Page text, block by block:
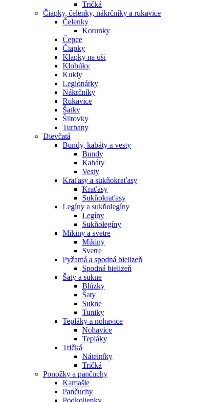
Tričká
Čiapky, čelenky, nákrčníky a rukavice
Čelenky
Korunky
Čepce
Čiapky
Klapky na uši
Klobúky
Kukly
Legionárky
Nákrčníky
Rukavice
Šatky
Šiltovky
Turbany
Dievčatá
Bundy, kabáty a vesty
Bundy
Kabáty
Vesty
Kraťasy a sukňokraťasy
Kraťasy
Sukňokraťasy
Legíny a sukňolegíny
Legíny
Sukňolegíny
Mikiny a svetre
Mikiny
Svetre
Pyžamá a spodná bielizeň
Spodná bielizeň
Šaty a sukne
Blúzky
Šaty
Sukne
Tuniky
Tepláky a nohavice
Nohavice
Tepláky
Tričká
Nátelníky
Tričká
Ponožky a pančuchy
Kamašle
Pančuchy
Podkolienky